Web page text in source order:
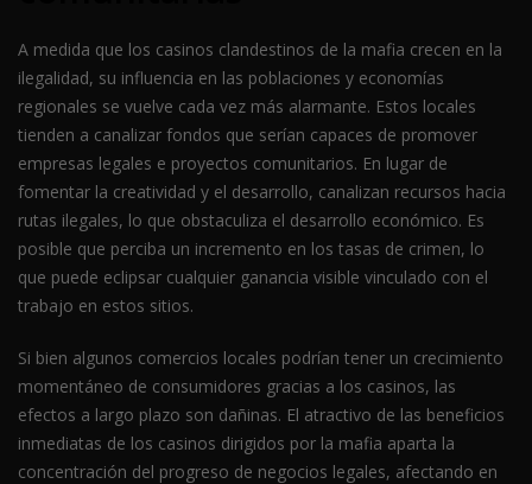
A medida que los casinos clandestinos de la mafia crecen en la
ilegalidad, su influencia en las poblaciones y economías
regionales se vuelve cada vez más alarmante. Estos locales
tienden a canalizar fondos que serían capaces de promover
empresas legales e proyectos comunitarios. En lugar de
fomentar la creatividad y el desarrollo, canalizan recursos hacia
rutas ilegales, lo que obstaculiza el desarrollo económico. Es
posible que perciba un incremento en los tasas de crimen, lo
que puede eclipsar cualquier ganancia visible vinculado con el
trabajo en estos sitios.
Si bien algunos comercios locales podrían tener un crecimiento
momentáneo de consumidores gracias a los casinos, las
efectos a largo plazo son dañinas. El atractivo de las beneficios
inmediatas de los casinos dirigidos por la mafia aparta la
concentración del progreso de negocios legales, afectando en